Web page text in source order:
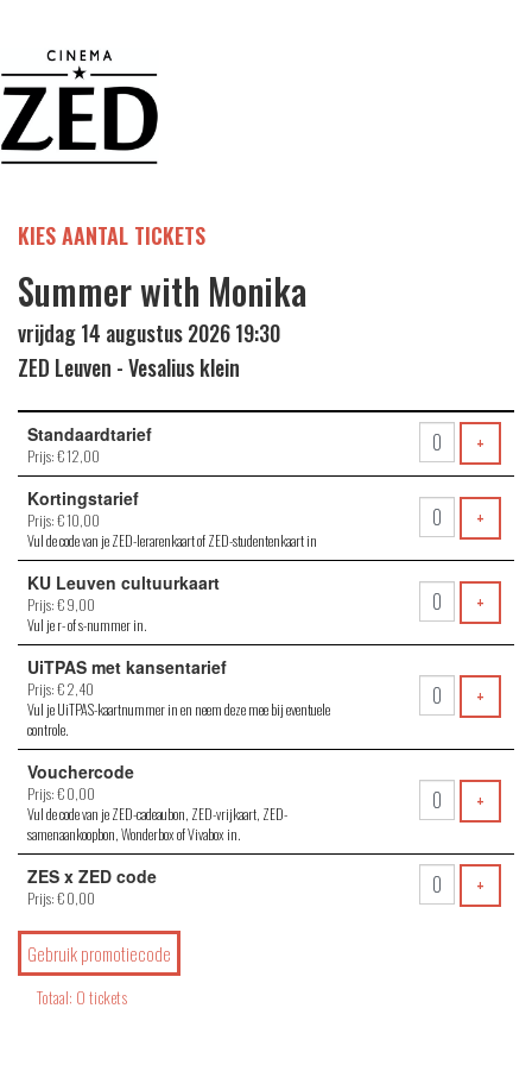
KIES AANTAL TICKETS
Summer with Monika
vrijdag 14 augustus 2026 19:30
ZED Leuven - Vesalius klein
Aantal
Standaardtarief
Prijs: € 12,00
+
Kortingstarief
Prijs: € 10,00
Vul de code van je ZED-lerarenkaart of ZED-studentenkaart in
+
KU Leuven cultuurkaart
Prijs: € 9,00
Vul je r- of s-nummer in.
+
UiTPAS met kansentarief
Prijs: € 2,40
Vul je UiTPAS-kaartnummer in en neem deze mee bij eventuele
controle.
+
Vouchercode
Prijs: € 0,00
Vul de code van je ZED-cadeaubon, ZED-vrijkaart, ZED-
samenaankoopbon, Wonderbox of Vivabox in.
+
ZES x ZED code
Prijs: € 0,00
+
Gebruik promotiecode
Totaal: 0 tickets